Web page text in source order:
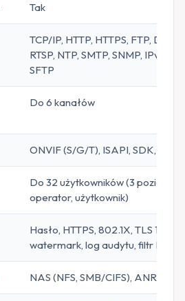
Tak
TCP/IP, HTTP, HTTPS, FTP,
RTSP, NTP, SMTP, SNMP, IPv4/
SFTP
Do 6 kanałów
ONVIF (S/G/T), ISAPI, SDK, ISUP
Do 32 użytkowników (3 poziomy:
operator, użytkownik)
Hasło, HTTPS, 802.1X, TLS 1.1/1.2/
watermark, log audytu, filtr IP
NAS (NFS, SMB/CIFS), ANR